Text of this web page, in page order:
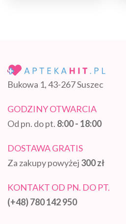
Bukowa 1, 43-267 Suszec
GODZINY OTWARCIA
Od pn. do pt. 8:00 - 18:00
DOSTAWA GRATIS
Za zakupy powyżej 300 zł
KONTAKT OD PN. DO PT.
(+48) 780 142 950